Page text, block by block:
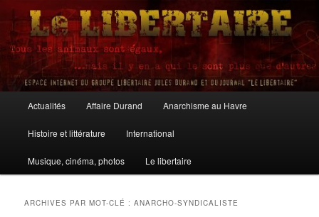
Aller
contenu
principal
Aller
contenu
secondaire
Le Libertaire
principal
Actualités Affaire Durand Anarchisme au Havre
Histoire et littérature International
Musique, cinéma, photos Le libertaire
ARCHIVES PAR MOT-CLÉ :ANARCHO-SYNDICALISTE